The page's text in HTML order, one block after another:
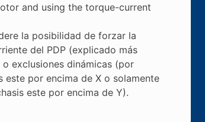
and using the torque-current
la posibilidad de forzar la
del PDP (explicado más
exclusiones dinámicas (por
este por encima de X o solamente
este por encima de Y).